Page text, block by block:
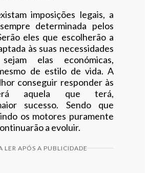
imposições legais, a
determinada pelos
eles que escolherão a
às suas necessidades
elas económicas,
de estilo de vida. A
conseguir responder às
aquela que terá,
sucesso. Sendo que
os motores puramente
a evoluir.
LER APÓS A PUBLICIDADE